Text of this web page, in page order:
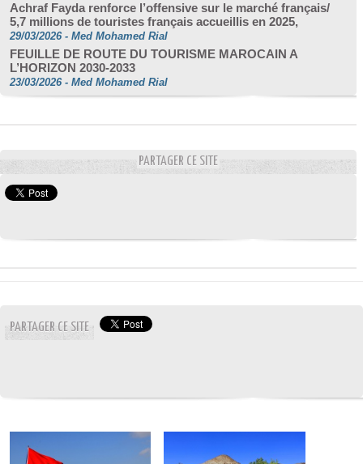
Achraf Fayda renforce l’offensive sur le marché français/
5,7 millions de touristes français accueillis en 2025,
29/03/2026 - Med Mohamed Rial
FEUILLE DE ROUTE DU TOURISME MAROCAIN A
L’HORIZON 2030-2033
23/03/2026 - Med Mohamed Rial
PARTAGER CE SITE
PARTAGER CE SITE